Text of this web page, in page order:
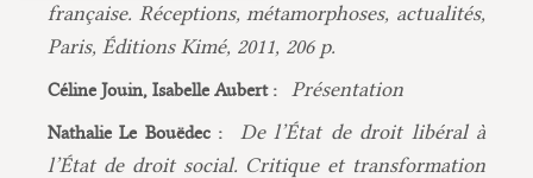
française. Réceptions, métamorphoses, actualités,
Paris, Éditions Kimé, 2011, 206 p.
Céline Jouin, Isabelle Aubert : Présentation
Nathalie Le Bouëdec :
De l’État de droit libéral à
l’État de droit social. Critique et transformation